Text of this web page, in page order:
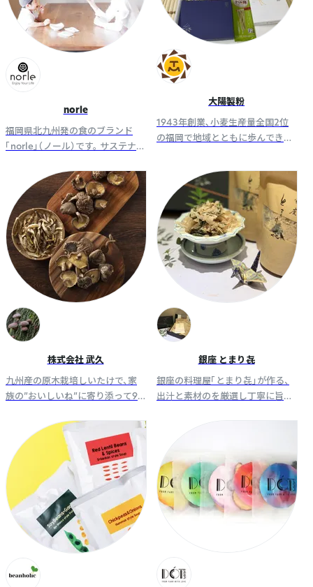
norle
福岡県北九州発の食のブランド
「norle」（ノール）です。 サステナブ
イテムをお届けするブランドで
大陽製粉
1943年創業､小麦生産量全国2位
の福岡で地域とともに歩んできた
製粉した小麦粉を使ったこだわり
の加工食品を販売しています。
株式会社 武久
九州産の原木栽培しいたけで、家
族の”おいしいね”に寄り添って90
用した加工品まで、これからも食
卓に健やかをお届けします。
銀座 とまり㐂
銀座の料理屋「とまり㐂」が作る、
出汁と素材のを厳選し丁寧に旨味